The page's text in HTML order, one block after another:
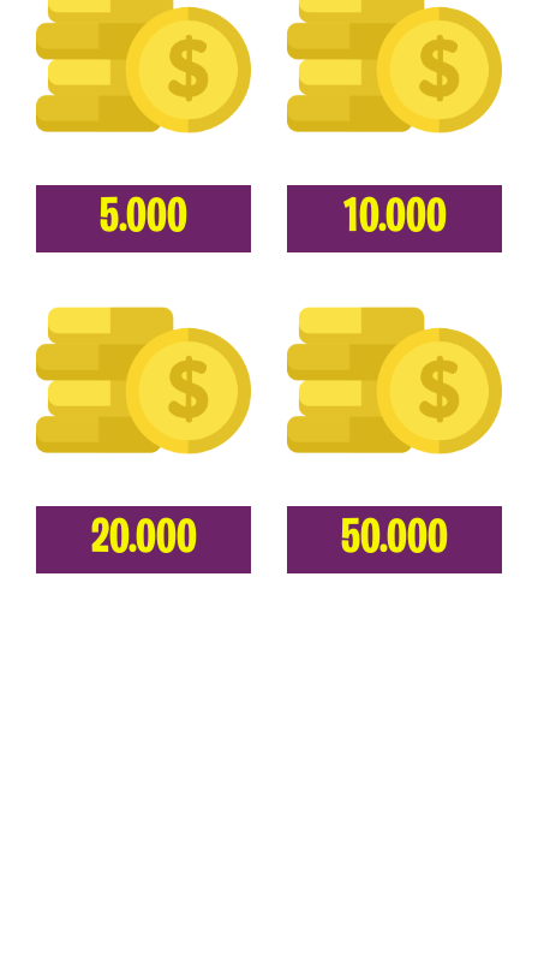
5.000 10.000
20.000 50.000